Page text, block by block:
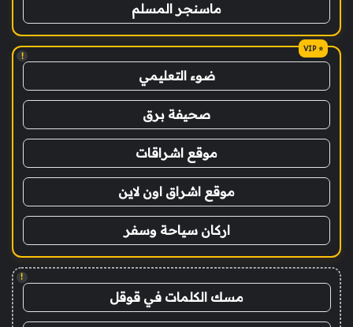
ماسنجر المسلم
!
ضوء التعليمي
صحيفة برق
موقع اشراقات
موقع اشراق اون لاين
اركان سياحة وسفر
!
مسك الكلمات في قوقل